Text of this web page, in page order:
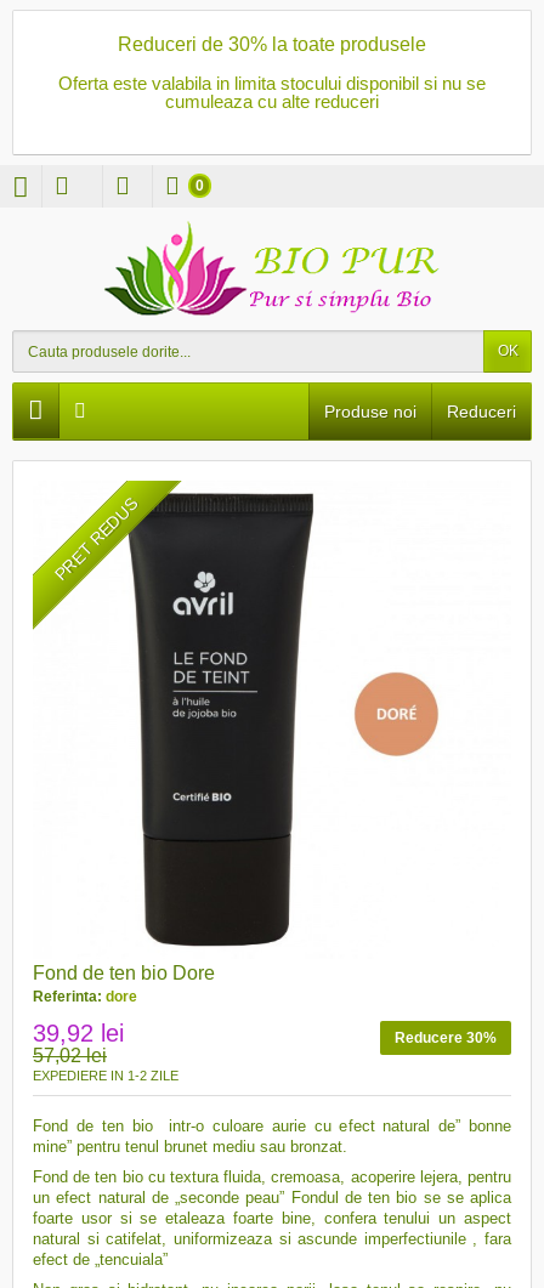
Reduceri de 30% la toate produsele
Oferta este valabila in limita stocului disponibil si nu se
cumuleaza cu alte reduceri
OK
0
Reduceri
Produse noi
PRET REDUS
Fond de ten bio Dore
Referinta: dore
Reducere 30%
39,92 lei
57,02 lei
EXPEDIERE IN 1-2 ZILE
Fond de ten bio intr-o culoare aurie cu efect natural de” bonne
mine” pentru tenul brunet mediu sau bronzat.
Fond de ten bio cu textura fluida, cremoasa, acoperire lejera, pentru
un efect natural de „seconde peau” Fondul de ten bio se se aplica
foarte usor si se etaleaza foarte bine, confera tenului un aspect
natural si catifelat, uniformizeaza si ascunde imperfectiunile , fara
efect de „tencuiala”